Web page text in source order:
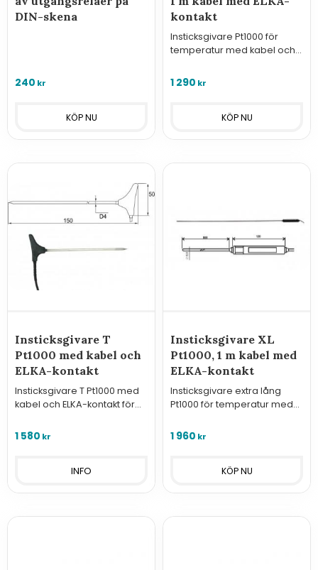
DIN-skena
240 kr
kontakt
Insticksgivare Pt1000 för
temperatur med kabel och
serie U, S och R. samt Sigfox-
1 290 kr
Insticksgivare T
Pt1000 med kabel och
ELKA-kontakt
Insticksgivare T Pt1000 med
kabel och ELKA-kontakt för
samt Sigfox-moduler.
1 580 kr
INFO
Insticksgivare XL
Pt1000, 1 m kabel med
ELKA-kontakt
Insticksgivare extra lång
Pt1000 för temperatur med
loggrar i serie U, S och R.
1 960 kr